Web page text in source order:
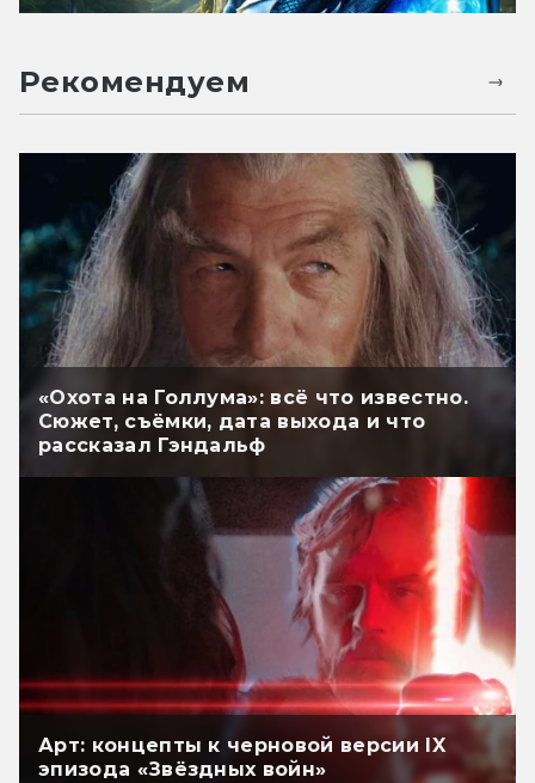
Рекомендуем
«Охота на Голлума»: всё что известно.
Сюжет, съёмки, дата выхода и что
рассказал Гэндальф
Арт: концепты к черновой версии IX
эпизода «Звёздных войн»